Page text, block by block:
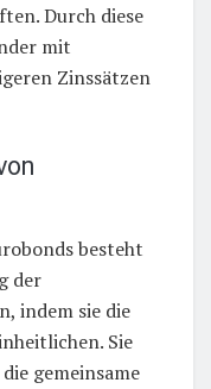
Durch diese
mit
Zinssätzen
besteht
der
indem sie die
Sie
gemeinsame